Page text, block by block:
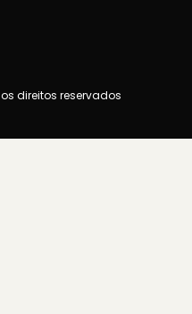
direitos reservados